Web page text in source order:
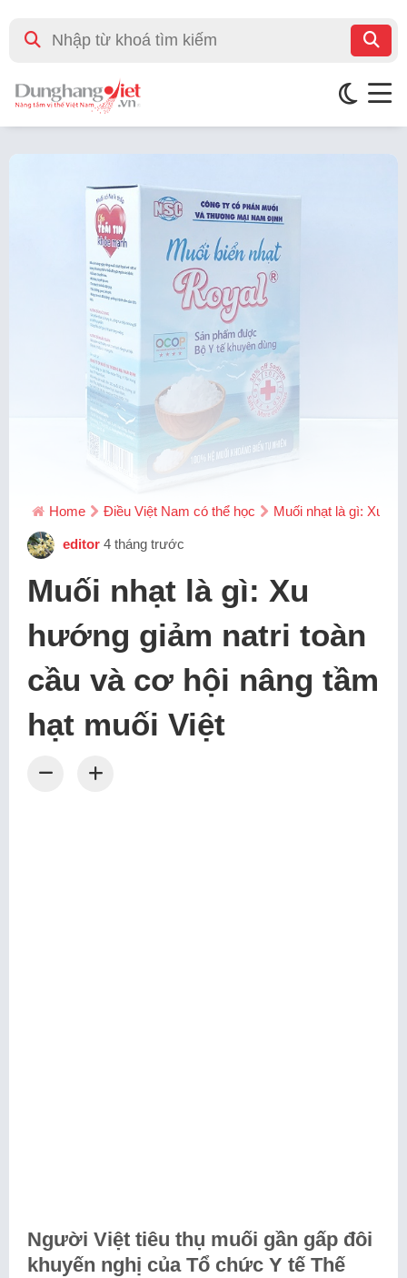
Home Điều Việt Nam có thể học Muối nhạt là gì: Xu
editor 4 tháng trước
Muối nhạt là gì: Xu
hướng giảm natri toàn
cầu và cơ hội nâng tầm
hạt muối Việt
Người Việt tiêu thụ muối gần gấp đôi
khuyến nghị của Tổ chức Y tế Thế